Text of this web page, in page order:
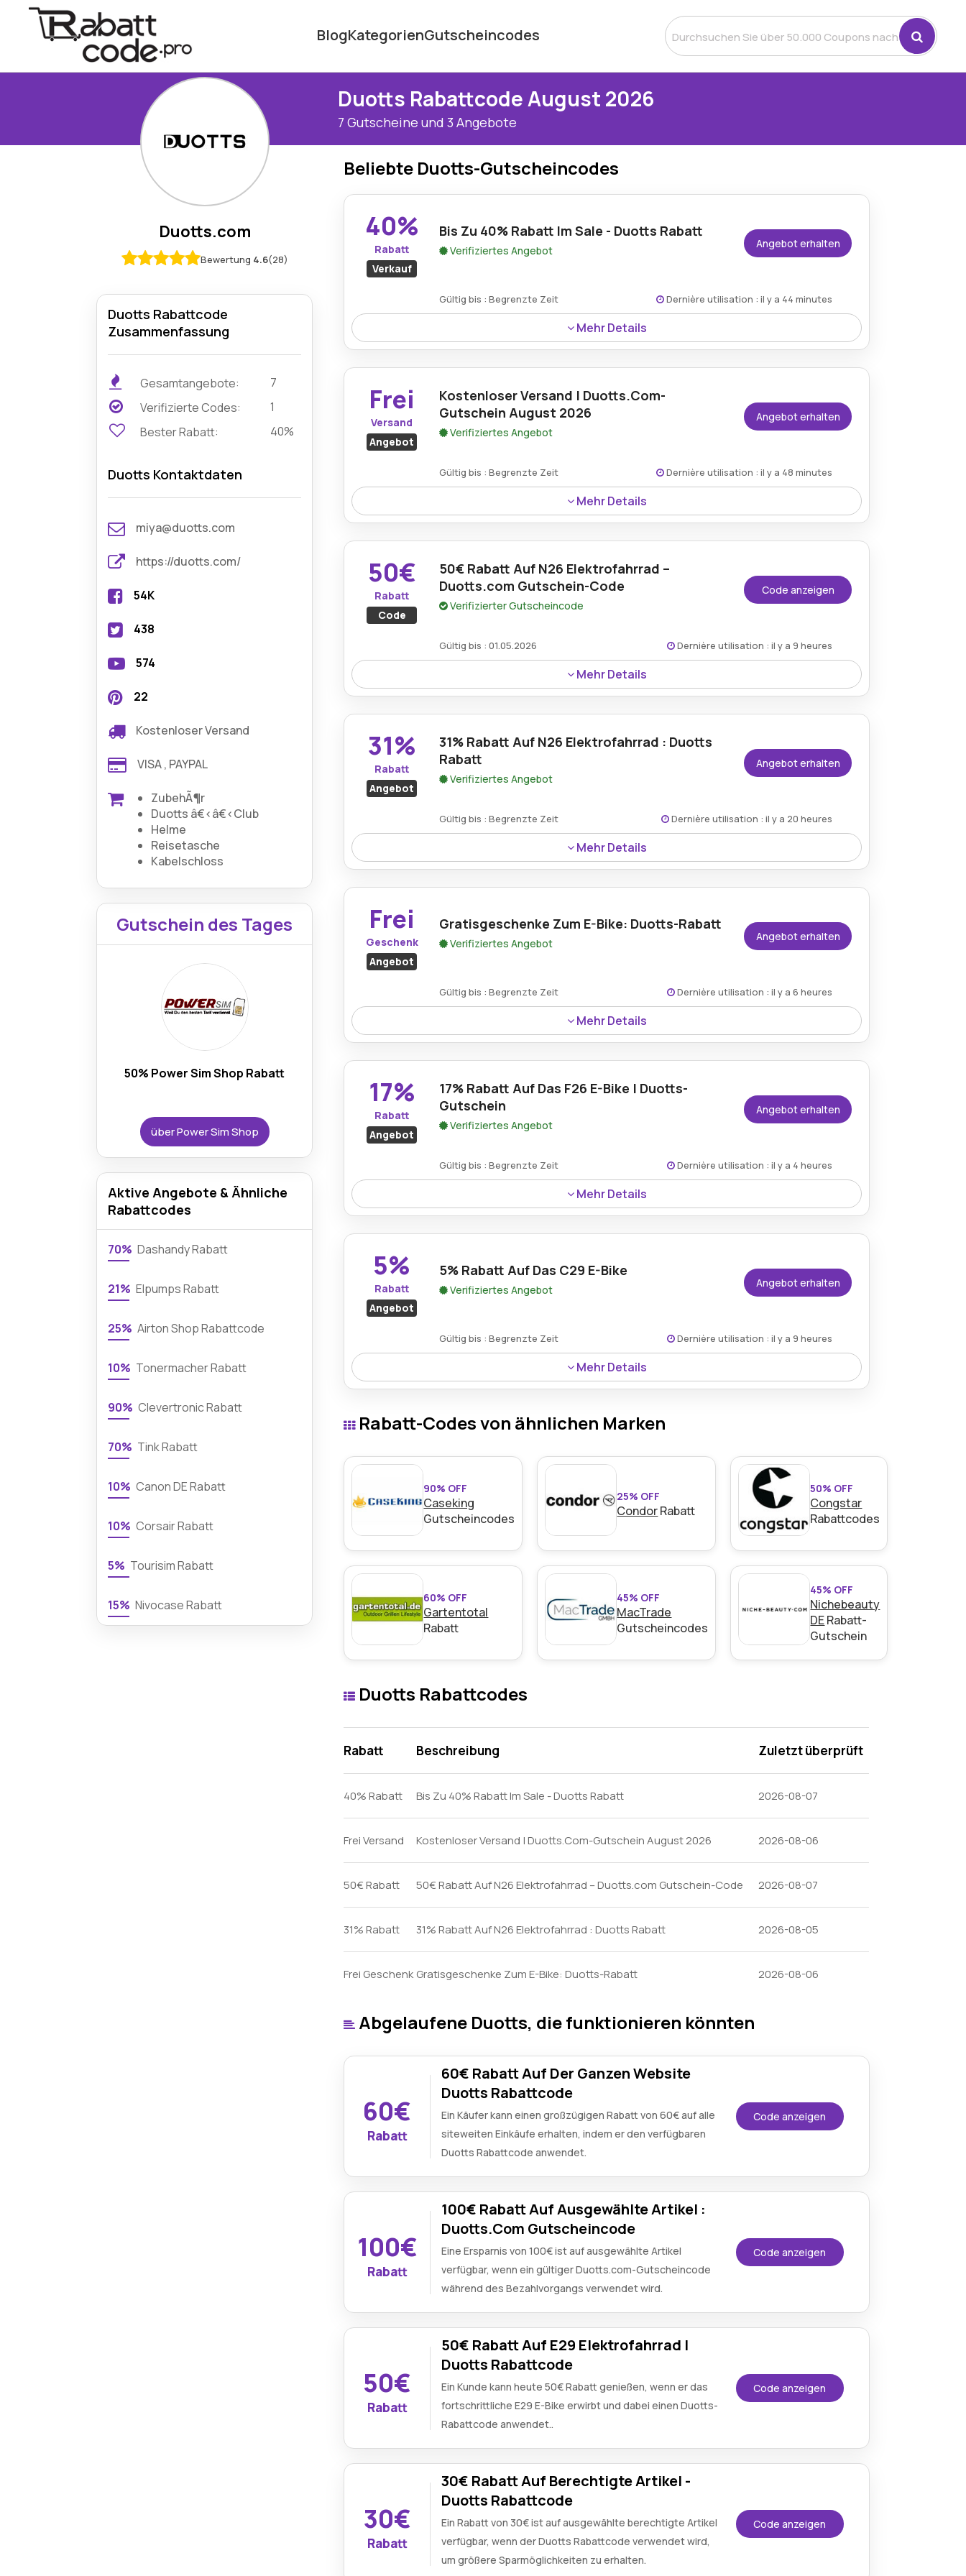
BlogKategorienGutscheincodes
Duotts Rabattcode August 2026
7 Gutscheine und 3 Angebote
Beliebte Duotts-Gutscheincodes
40%
Rabatt
Verkauf
Bis Zu 40% Rabatt Im Sale - Duotts Rabatt
Verifiziertes Angebot
Angebot erhalten
Gültig bis : Begrenzte Zeit Dernière utilisation : il y a 44 minutes
Mehr Details
Ausgewählte Artikel sind während der aktuellen Duotts-Verkaufskampagne für begrenzte Zeit mit
bis zu 40% Rabatt erhältlich.
Frei
Versand
Angebot
Kostenloser Versand | Duotts.Com-
Gutschein August 2026
Verifiziertes Angebot
Angebot erhalten
Gültig bis : Begrenzte Zeit Dernière utilisation : il y a 48 minutes
Mehr Details
FÃ¼r berechtigte Bestellungen, die im August 2026 Ã¼ber Duotts.com aufgegeben werden, ist
der Versand kostenlos.
50€
Rabatt
Code
50€ Rabatt Auf N26 Elektrofahrrad –
Duotts.com Gutschein-Code
Verifizierter Gutscheincode
Code anzeigen
Gültig bis : 01.05.2026 Dernière utilisation : il y a 9 heures
Mehr Details
Ein Rabatt von 50€ ist auf das N26 Elektrofahrrad über den Duotts.com Gutscheincode verfügbar
und bietet heute erhebliche Ersparnisse.
31%
Rabatt
Angebot
31% Rabatt Auf N26 Elektrofahrrad : Duotts
Rabatt
Verifiziertes Angebot
Angebot erhalten
Gültig bis : Begrenzte Zeit Dernière utilisation : il y a 20 heures
Mehr Details
Ein bemerkenswerter Rabatt von 31% ist derzeit auf das N26 E-Bike über Duotts erhältlich und
bietet erhebliche Ersparnisse bei fortschrittlicher Fahrleistung.
Frei
Geschenk
Angebot
Gratisgeschenke Zum E-Bike: Duotts-Rabatt
Verifiziertes Angebot
Angebot erhalten
Gültig bis : Begrenzte Zeit Dernière utilisation : il y a 6 heures
Mehr Details
Kunden erhalten beim Kauf eines E-Bikes im Rahmen der aktuellen Duotts-Rabattaktion
kostenlose Zusatzartikel.
17%
Rabatt
Angebot
17% Rabatt Auf Das F26 E-Bike | Duotts-
Gutschein
Verifiziertes Angebot
Angebot erhalten
Gültig bis : Begrenzte Zeit Dernière utilisation : il y a 4 heures
Mehr Details
Das F26 E-Bike ist mit einem gÃ¼ltigen Duotts-Gutschein zu einem reduzierten Preis mit 17%
Rabatt erhÃ¤ltlich.
5%
Rabatt
Angebot
5% Rabatt Auf Das C29 E-Bike
Verifiziertes Angebot
Angebot erhalten
Gültig bis : Begrenzte Zeit Dernière utilisation : il y a 9 heures
Mehr Details
Auf das C29 E-Bike erhalten Sie beim Kauf im Rahmen der laufenden Duotts-Aktion 5% Rabatt.
Rabatt-Codes von ähnlichen Marken
90% OFF
Caseking
Gutscheincodes
25% OFF
CondorRabatt
50% OFF
Congstar
Rabattcodes
60% OFF
Gartentotal
Rabatt
45% OFF
MacTrade
Gutscheincodes
45% OFF
Nichebeauty
DERabatt-
Gutschein
Duotts Rabattcodes
Rabatt Beschreibung Zuletzt überprüft
40% Rabatt Bis Zu 40% Rabatt Im Sale - Duotts Rabatt 2026-08-07
Frei Versand Kostenloser Versand | Duotts.Com-Gutschein August 2026 2026-08-06
50€ Rabatt 50€ Rabatt Auf N26 Elektrofahrrad – Duotts.com Gutschein-Code 2026-08-07
31% Rabatt 31% Rabatt Auf N26 Elektrofahrrad : Duotts Rabatt 2026-08-05
Frei Geschenk Gratisgeschenke Zum E-Bike: Duotts-Rabatt 2026-08-06
Abgelaufene Duotts, die funktionieren könnten
60€
Rabatt
60€ Rabatt Auf Der Ganzen Website
Duotts Rabattcode
Ein Käufer kann einen großzügigen Rabatt von 60€ auf alle
siteweiten Einkäufe erhalten, indem er den verfügbaren
Duotts Rabattcode anwendet.
Code anzeigen
100€
Rabatt
100€ Rabatt Auf Ausgewählte Artikel :
Duotts.Com Gutscheincode
Eine Ersparnis von 100€ ist auf ausgewählte Artikel
verfügbar, wenn ein gültiger Duotts.com-Gutscheincode
während des Bezahlvorgangs verwendet wird.
Code anzeigen
50€
Rabatt
50€ Rabatt Auf E29 Elektrofahrrad |
Duotts Rabattcode
Ein Kunde kann heute 50€ Rabatt genießen, wenn er das
fortschrittliche E29 E-Bike erwirbt und dabei einen Duotts-
Rabattcode anwendet..
Code anzeigen
30€
Rabatt
30€ Rabatt Auf Berechtigte Artikel -
Duotts Rabattcode
Ein Rabatt von 30€ ist auf ausgewählte berechtigte Artikel
verfügbar, wenn der Duotts Rabattcode verwendet wird,
um größere Sparmöglichkeiten zu erhalten.
Code anzeigen
Duotts.com
Bewertung 4.6(28)
Duotts Rabattcode
Zusammenfassung
Gesamtangebote:
7
Verifizierte Codes:
1
Bester Rabatt:
40%
Duotts Kontaktdaten
miya@duotts.com
https://duotts.com/
54K
438
574
22
Kostenloser Versand
VISA , PAYPAL
ZubehÃ¶r
Duotts â€‹â€‹Club
Helme
Reisetasche
Kabelschloss
Gutschein des Tages
50% Power Sim Shop Rabatt
über Power Sim Shop
Aktive Angebote & Ähnliche
Rabattcodes
70% Dashandy Rabatt
21% Elpumps Rabatt
25% Airton Shop Rabattcode
10% Tonermacher Rabatt
90% Clevertronic Rabatt
70% Tink Rabatt
10% Canon DE Rabatt
10% Corsair Rabatt
5% Tourisim Rabatt
15% Nivocase Rabatt